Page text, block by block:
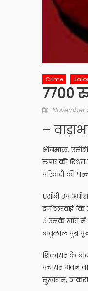
Crime
7700
Posted
November
–
भीनमाल.
रुपए की रिश्वत
परिवादी की
एसीबी उप
दर्ज करवाई कि
उसके खाते में
बाबुलाल पुत्र
शिकायत के बाद
पंचायत भवन
सुखाराम,